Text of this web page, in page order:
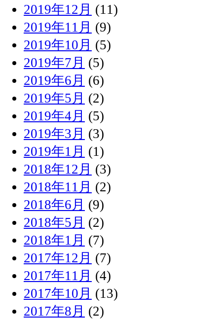
2019年12月 (11)
2019年11月 (9)
2019年10月 (5)
2019年7月 (5)
2019年6月 (6)
2019年5月 (2)
2019年4月 (5)
2019年3月 (3)
2019年1月 (1)
2018年12月 (3)
2018年11月 (2)
2018年6月 (9)
2018年5月 (2)
2018年1月 (7)
2017年12月 (7)
2017年11月 (4)
2017年10月 (13)
2017年8月 (2)